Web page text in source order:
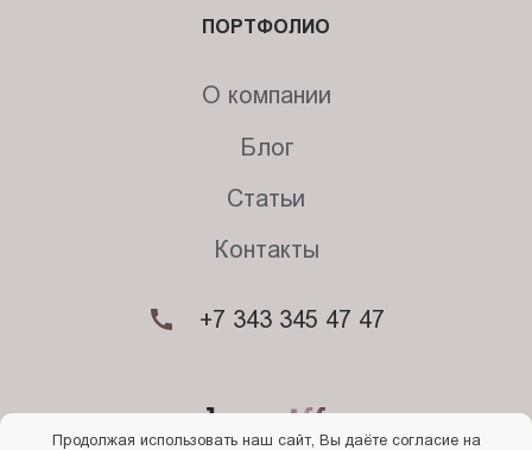
ПОРТФОЛИО
О компании
Блог
Статьи
Контакты
+7 343 345 47 47
Продолжая использовать наш сайт, Вы даёте согласие на